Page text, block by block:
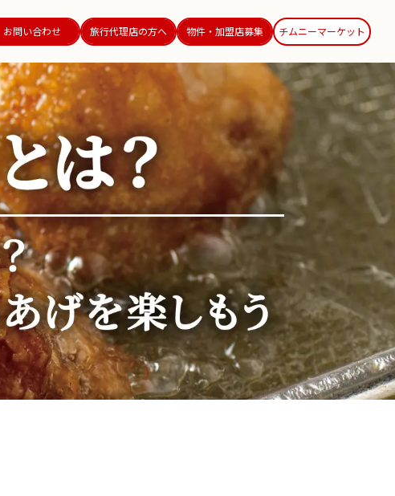
お問い合わせ 旅行代理店の方へ 物件・加盟店募集 チムニーマーケット